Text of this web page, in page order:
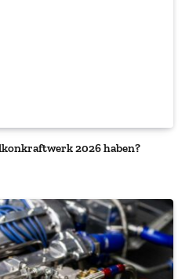
2026 haben?